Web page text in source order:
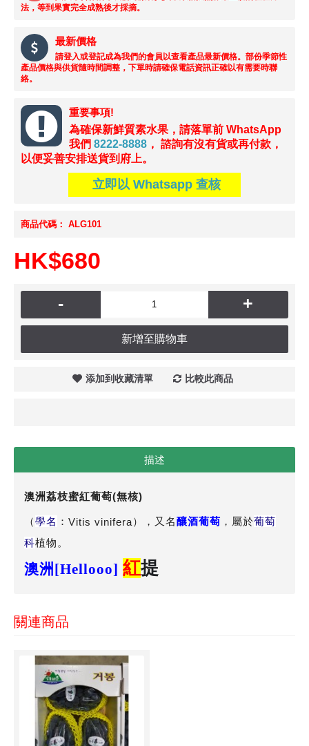
法，等到果實完全成熟後才採摘。
最新價格
請登入或登記成為我們的會員以查看產品最新價格。部份季節性
產品價格與供貨隨時間調整，下單時請確保電話資訊正確以有需要時聯
絡。
重要事項!
為確保新鮮質素水果，請落單前 WhatsApp
我們 8222-8888 ， 諮詢有沒有貨或再付款，
以便妥善安排送貨到府上。
立即以 Whatsapp 查核
商品代碼： ALG101
HK$680
- +
新增至購物車
添加到收藏清單 比較此商品
描述
澳洲荔枝蜜紅葡萄(無核)
（學名 ： Vitis vinifera），又名釀酒葡萄 ，屬於葡萄
科植物。
澳洲[Hellooo] 紅提
關連商品